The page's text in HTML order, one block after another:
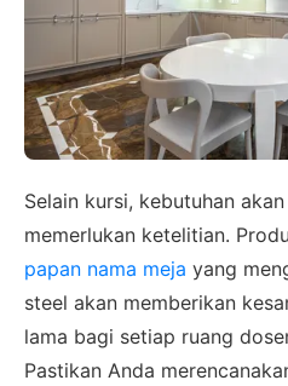
Selain kursi, kebutuhan
memerlukan ketelitian.
papan nama meja yang
steel akan memberikan
lama bagi setiap ruang
Pastikan Anda